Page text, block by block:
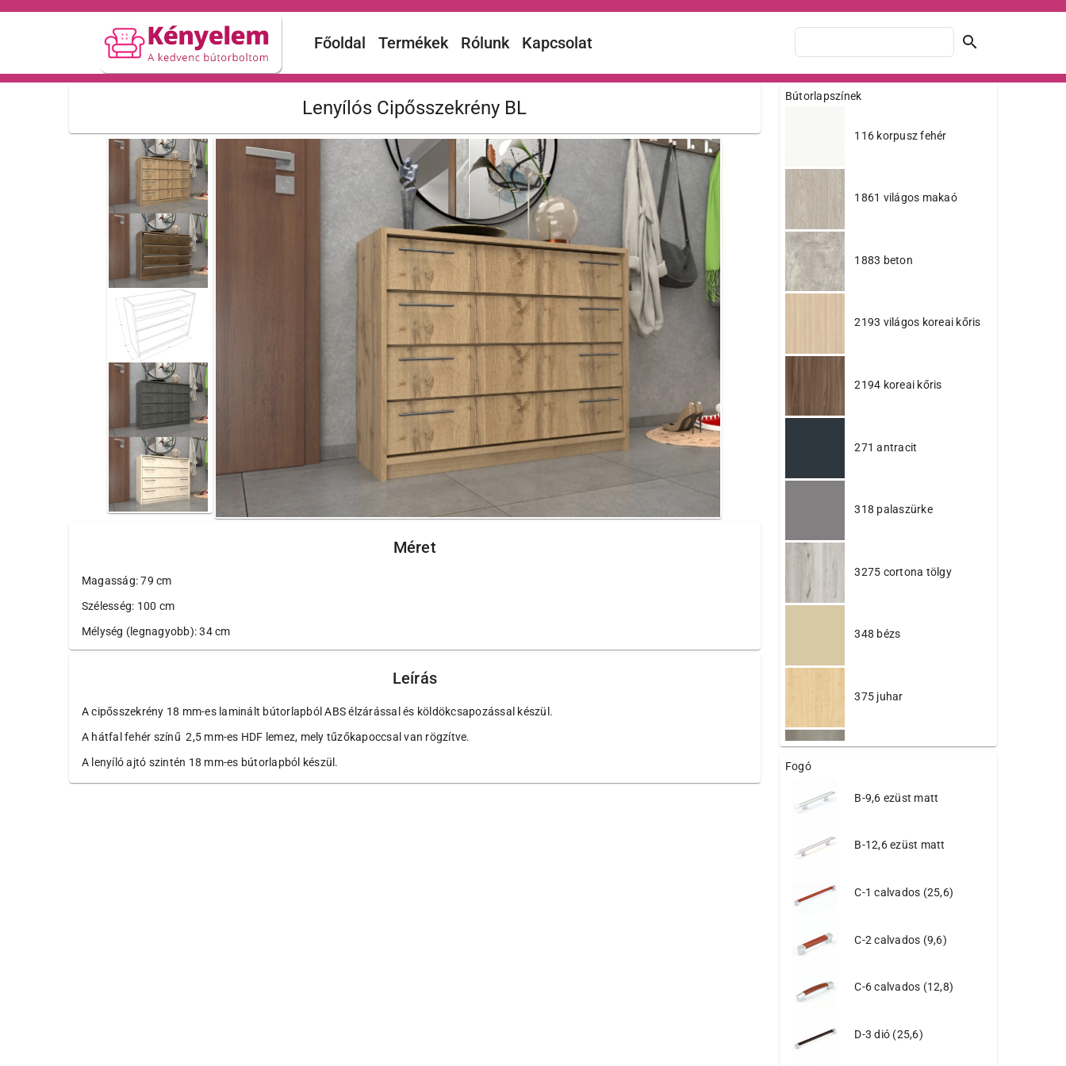
Főoldal Termékek Rólunk Kapcsolat search
Lenyílós Cipősszekrény BL
Méret
Magasság: 79 cm
Szélesség: 100 cm
Mélység (legnagyobb): 34 cm
Leírás
A cipősszekrény 18 mm-es laminált bútorlapból ABS élzárással és köldökcsapozással készül.
A hátfal fehér színű 2,5 mm-es HDF lemez, mely tűzőkapoccsal van rögzítve.
A lenyíló ajtó szintén 18 mm-es bútorlapból készül.
Bútorlapszínek
116 korpusz fehér
1861 világos makaó
1883 beton
2193 világos koreai kőris
2194 koreai kőris
271 antracit
318 palaszürke
3275 cortona tölgy
348 bézs
375 juhar
4024 bolzano tölgy
Fogó
B-9,6 ezüst matt
B-12,6 ezüst matt
C-1 calvados (25,6)
C-2 calvados (9,6)
C-6 calvados (12,8)
D-3 dió (25,6)